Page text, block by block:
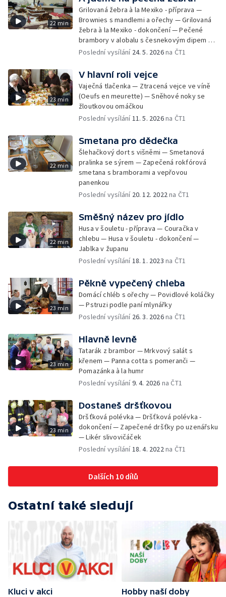
2. část — Marcipánové brambory a hrozny s
vinnou pěnou
22 min
Grilovaná žebra à la Mexiko - příprava —
Brownies s mandlemi a ořechy — Grilovaná
žebra à la Mexiko - dokončení — Pečené
brambory v alobalu s česnekovým dipem —
Barbecue omáčka
Poslední vysílání 24. 5. 2026na ČT1
23 min
V hlavní roli vejce
Vaječná tlačenka — Ztracená vejce ve víně
(Oeufs en meurette) — Sněhové noky se
žloutkovou omáčkou
Poslední vysílání 11. 5. 2026na ČT1
22 min
Smetana pro dědečka
Šlehačkový dort s višněmi — Smetanová
pralinka se sýrem — Zapečená rokfórová
smetana s bramborami a vepřovou
panenkou
Poslední vysílání 20. 12. 2022 na ČT1
22 min
Směšný název pro jídlo
Husa v šouletu - příprava — Couračka v
chlebu — Husa v šouletu - dokončení —
Jablka v županu
Poslední vysílání 18. 1. 2023 na ČT1
23 min
Pěkně vypečený chleba
Domácí chléb s ořechy — Povidlové koláčky
— Pstruzi podle paní mlynářky
Poslední vysílání 26. 3. 2026na ČT1
23 min
Hlavně levně
Tatarák z brambor — Mrkvový salát s
křenem — Panna cotta s pomeranči —
Pomazánka à la humr
Poslední vysílání9. 4. 2026 na ČT1
23 min
Dostaneš dršťkovou
Dršťková polévka — Dršťková polévka -
dokončení — Zapečené dršťky po uzenářsku
— Likér slivovičáček
Poslední vysílání 18. 4. 2022 na ČT1
Dalších 10 dílů
Ostatní také sledují
Kluci v akci
Hobby naší doby